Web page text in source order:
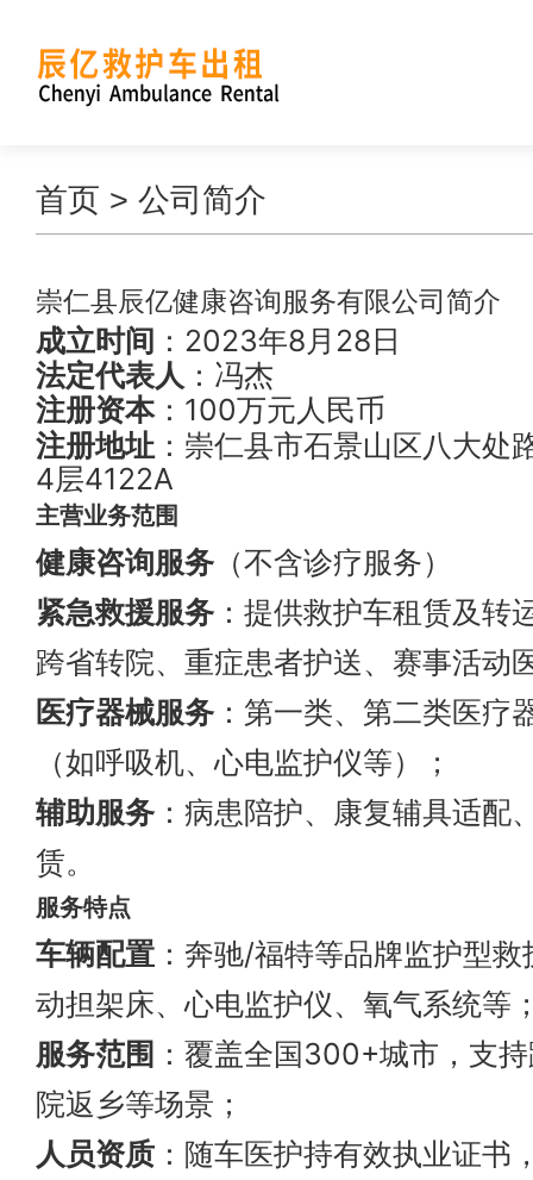
首页 > 公司简介
崇仁县辰亿健康咨询服务有限公司简介
成立时间 ：2023年8月28日
法定代表人 ：冯杰
注册资本：100万元人民币
注册地址 ：崇仁县市石景山区八大处
4层4122A
主营业务范围
健康咨询服务 （不含诊疗服务）
紧急救援服务 ：提供救护车租赁及转
跨省转院、重症患者护送、赛事活动
医疗器械服务 ：第一类、第二类医疗
（如呼吸机、心电监护仪等）；
辅助服务 ：病患陪护、康复辅具适配
赁。
服务特点
车辆配置 ：奔驰/福特等品牌监护型
动担架床、心电监护仪、氧气系统等
服务范围 ：覆盖全国300+城市，支
院返乡等场景；
人员资质 ：随车医护持有效执业证书